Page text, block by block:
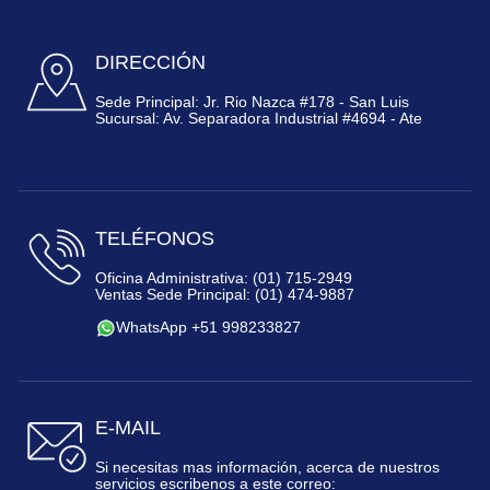
DIRECCIÓN
Sede Principal: Jr. Rio Nazca #178 - San Luis
Sucursal: Av. Separadora Industrial #4694 - Ate
TELÉFONOS
Oficina Administrativa: (01) 715-2949
Ventas Sede Principal: (01) 474-9887
WhatsApp +51 998233827
E-MAIL
Si necesitas mas información, acerca de nuestros
servicios escribenos a este correo: